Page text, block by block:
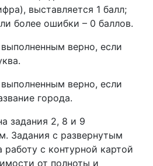
выставляется 1 балл;
более ошибки – 0 баллов.
верно, если
верно, если
города.
задания 2, 8 и 9
Задания с развернутым
работу с контурной картой
от полноты и